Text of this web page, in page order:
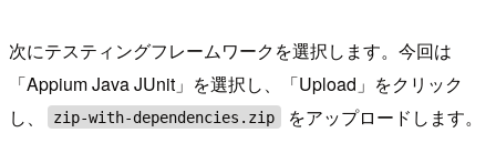
次にテスティングフレームワークを選択します。今回は
「Appium Java JUnit」を選択し、「Upload」をクリック
し、
zip-with-dependencies.zip をアップロードします。